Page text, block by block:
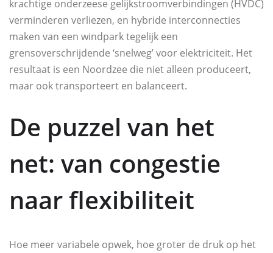
krachtige onderzeese gelijkstroomverbindingen (HVDC)
verminderen verliezen, en hybride interconnecties
maken van een windpark tegelijk een
grensoverschrijdende ‘snelweg’ voor elektriciteit. Het
resultaat is een Noordzee die niet alleen produceert,
maar ook transporteert en balanceert.
De puzzel van het
net: van congestie
naar flexibiliteit
Hoe meer variabele opwek, hoe groter de druk op het